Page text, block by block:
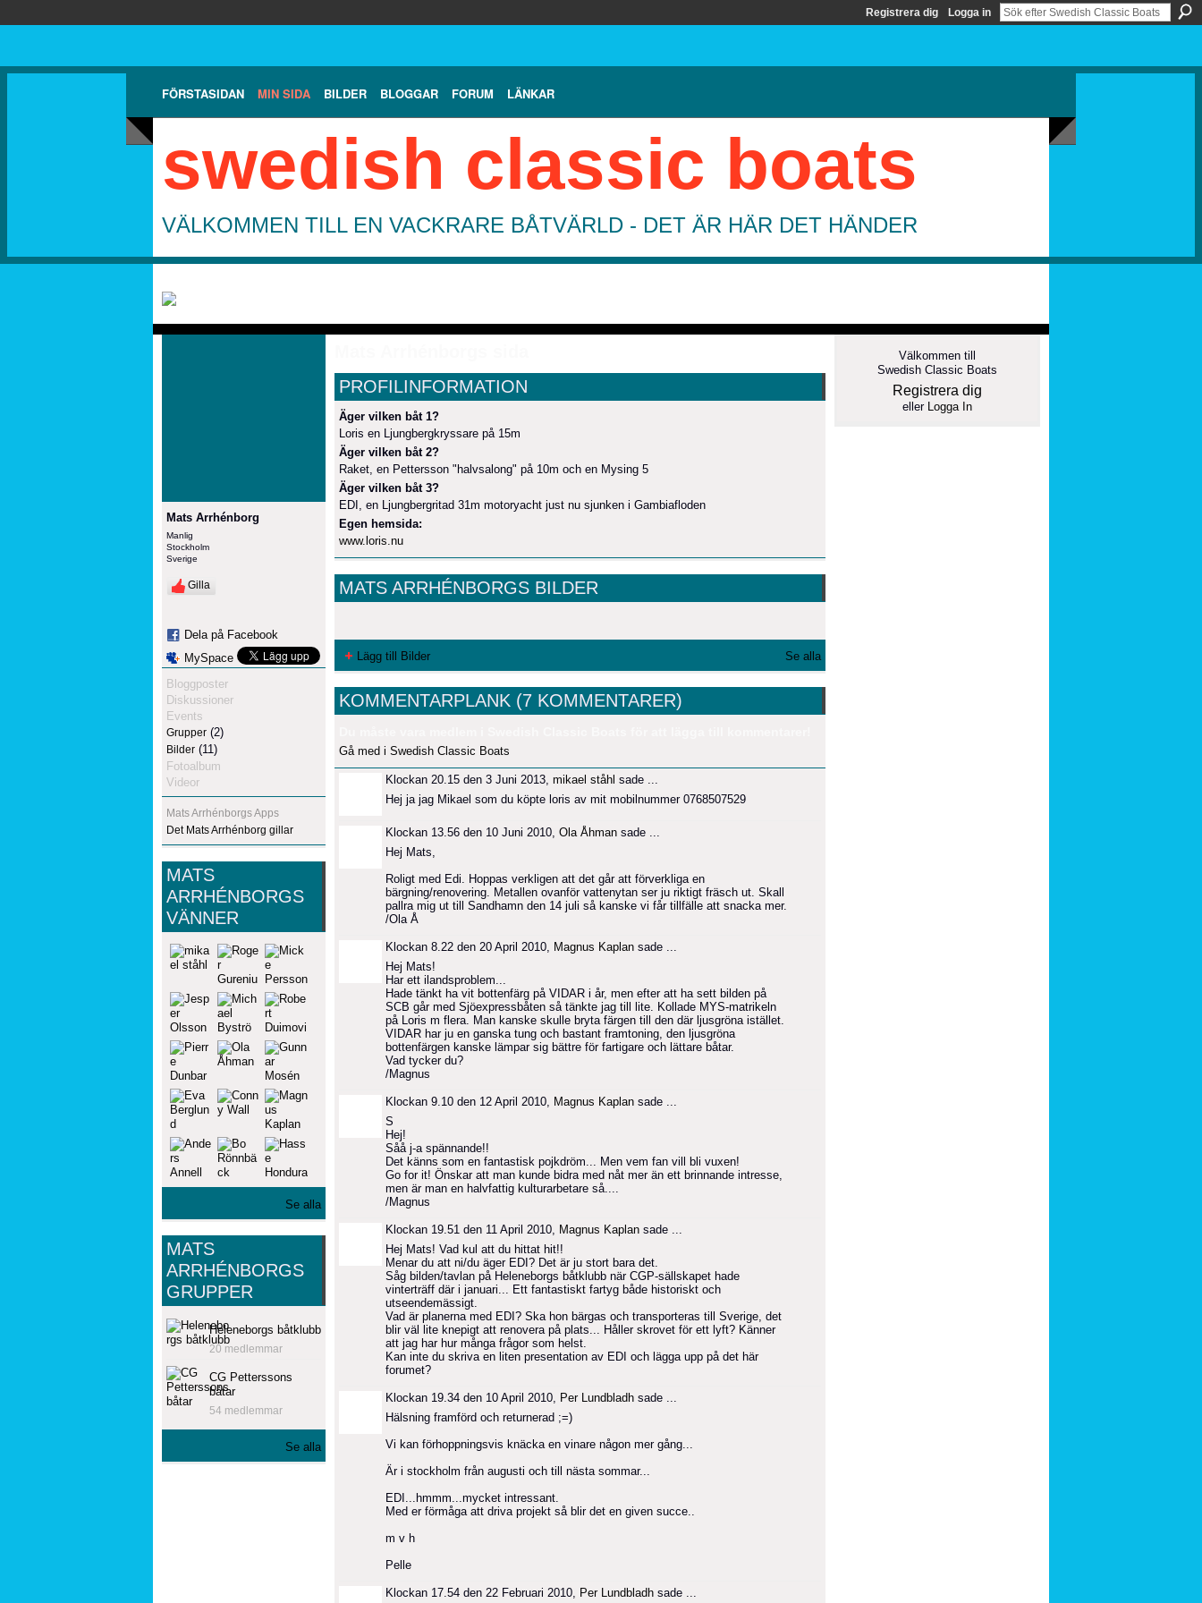
Registrera dig Logga in
FÖRSTASIDAN MIN SIDA BILDER BLOGGAR FORUM LÄNKAR
swedish classic boats
VÄLKOMMEN TILL EN VACKRARE BÅTVÄRLD - DET ÄR HÄR DET HÄNDER
Mats Arrhénborg
Manlig
Stockholm
Sverige
Gilla
Dela på Facebook
MySpace
Bloggposter
Diskussioner
Events
Grupper (2)
Bilder (11)
Fotoalbum
Videor
Mats Arrhénborgs Apps
Det Mats Arrhénborg gillar
MATS
ARRHÉNBORGS
VÄNNER
Se alla
MATS
ARRHÉNBORGS
GRUPPER
Heleneborgs båtklubb
20 medlemmar
CG Petterssons
båtar
54 medlemmar
Se alla
PROFILINFORMATION
Äger vilken båt 1?
Loris en Ljungbergkryssare på 15m
Äger vilken båt 2?
Raket, en Pettersson "halvsalong" på 10m och en Mysing 5
Äger vilken båt 3?
EDI, en Ljungbergritad 31m motoryacht just nu sjunken i Gambiafloden
Egen hemsida:
www.loris.nu
MATS ARRHÉNBORGS BILDER
Lägg till Bilder Se alla
KOMMENTARPLANK (7 KOMMENTARER)
Gå med i Swedish Classic Boats
Klockan 20.15 den 3 Juni 2013, mikael ståhl sade ...
Hej ja jag Mikael som du köpte loris av mit mobilnummer 0768507529
Klockan 13.56 den 10 Juni 2010, Ola Åhman sade ...
Hej Mats,
Roligt med Edi. Hoppas verkligen att det går att förverkliga en
bärgning/renovering. Metallen ovanför vattenytan ser ju riktigt fräsch ut. Skall
pallra mig ut till Sandhamn den 14 juli så kanske vi får tillfälle att snacka mer.
/Ola Å
Klockan 8.22 den 20 April 2010, Magnus Kaplan sade ...
Hej Mats!
Har ett ilandsproblem...
Hade tänkt ha vit bottenfärg på VIDAR i år, men efter att ha sett bilden på
SCB går med Sjöexpressbåten så tänkte jag till lite. Kollade MYS-matrikeln
på Loris m flera. Man kanske skulle bryta färgen till den där ljusgröna istället.
VIDAR har ju en ganska tung och bastant framtoning, den ljusgröna
bottenfärgen kanske lämpar sig bättre för fartigare och lättare båtar.
Vad tycker du?
/Magnus
Klockan 9.10 den 12 April 2010, Magnus Kaplan sade ...
S
Hej!
Såå j-a spännande!!
Det känns som en fantastisk pojkdröm... Men vem fan vill bli vuxen!
Go for it! Önskar att man kunde bidra med nåt mer än ett brinnande intresse,
men är man en halvfattig kulturarbetare så....
/Magnus
Klockan 19.51 den 11 April 2010, Magnus Kaplan sade ...
Hej Mats! Vad kul att du hittat hit!!
Menar du att ni/du äger EDI? Det är ju stort bara det.
Såg bilden/tavlan på Heleneborgs båtklubb när CGP-sällskapet hade
vinterträff där i januari... Ett fantastiskt fartyg både historiskt och
utseendemässigt.
Vad är planerna med EDI? Ska hon bärgas och transporteras till Sverige, det
blir väl lite knepigt att renovera på plats... Håller skrovet för ett lyft? Känner
att jag har hur många frågor som helst.
Kan inte du skriva en liten presentation av EDI och lägga upp på det här
forumet?
Klockan 19.34 den 10 April 2010, Per Lundbladh sade ...
Hälsning framförd och returnerad ;=)
Vi kan förhoppningsvis knäcka en vinare någon mer gång...
Är i stockholm från augusti och till nästa sommar...
EDI...hmmm...mycket intressant.
Med er förmåga att driva projekt så blir det en given succe..
m v h
Pelle
Klockan 17.54 den 22 Februari 2010, Per Lundbladh sade ...
Välkommen till
Swedish Classic Boats
Registrera dig
eller Logga In